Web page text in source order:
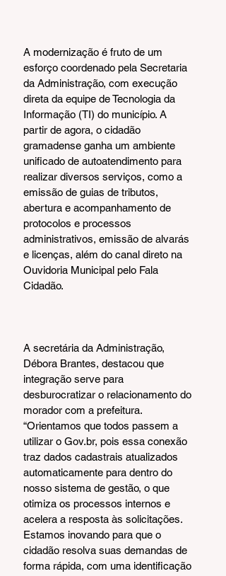
A modernização é fruto de um
esforço coordenado pela Secretaria
da Administração, com execução
direta da equipe de Tecnologia da
Informação (TI) do município. A
partir de agora, o cidadão
gramadense ganha um ambiente
unificado de autoatendimento para
realizar diversos serviços, como a
emissão de guias de tributos,
abertura e acompanhamento de
protocolos e processos
administrativos, emissão de alvarás
e licenças, além do canal direto na
Ouvidoria Municipal pelo Fala
Cidadão.
A secretária da Administração,
Débora Brantes, destacou que
integração serve para
desburocratizar o relacionamento do
morador com a prefeitura.
“Orientamos que todos passem a
utilizar o Gov.br, pois essa conexão
traz dados cadastrais atualizados
automaticamente para dentro do
nosso sistema de gestão, o que
otimiza os processos internos e
acelera a resposta às solicitações.
Estamos inovando para que o
cidadão resolva suas demandas de
forma rápida, com uma identificação